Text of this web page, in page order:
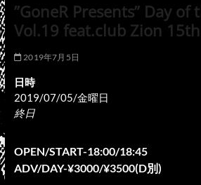
”GoneR Presents” Day of
Vol.19 feat.club Zion
2019年7月5日
日時
2019/07/05/金曜日
終日
OPEN/START-18:00/18:45
ADV/DAY-¥3000/¥3500(D別)